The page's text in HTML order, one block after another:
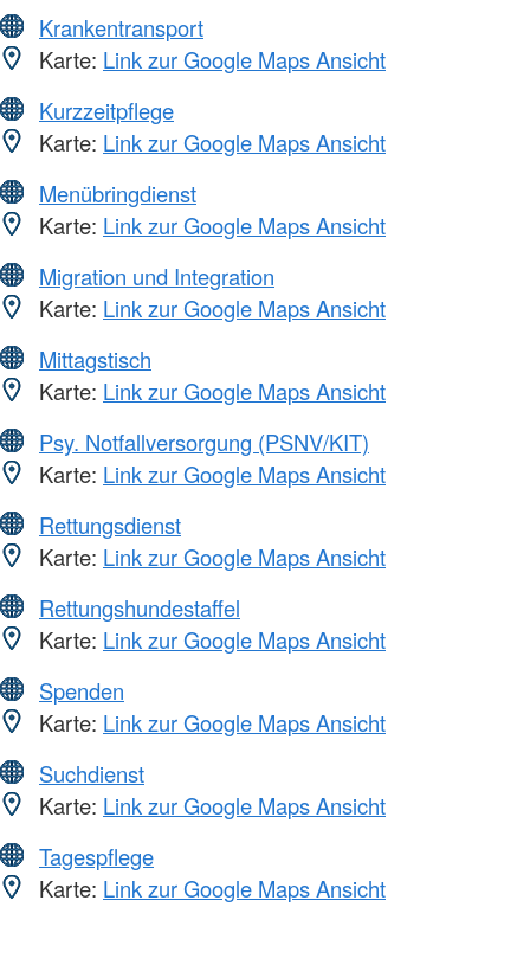
Krankentransport
Karte: Link zur Google Maps Ansicht
Kurzzeitpflege
Karte: Link zur Google Maps Ansicht
Menübringdienst
Karte: Link zur Google Maps Ansicht
Migration und Integration
Karte: Link zur Google Maps Ansicht
Mittagstisch
Karte: Link zur Google Maps Ansicht
Psy. Notfallversorgung (PSNV/KIT)
Karte: Link zur Google Maps Ansicht
Rettungsdienst
Karte: Link zur Google Maps Ansicht
Rettungshundestaffel
Karte: Link zur Google Maps Ansicht
Spenden
Karte: Link zur Google Maps Ansicht
Suchdienst
Karte: Link zur Google Maps Ansicht
Tagespflege
Karte: Link zur Google Maps Ansicht